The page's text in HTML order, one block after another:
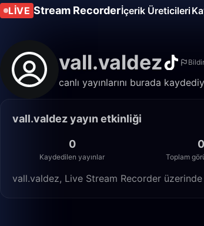
LIVE Stream Recorderİçerik Üreticileri
vall.valdez Bildir
canlı yayınlarını burada
vall.valdez yayın etkinliği
0
Kaydedilen yayınlar
0
Toplam
vall.valdez, Live Stream Recorder